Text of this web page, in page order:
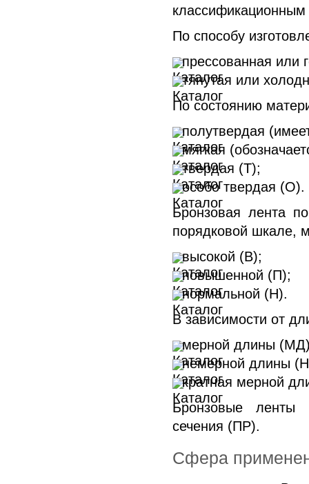
классификационным
По способу
прессованная или
тянутая или
По состоянию
полутвердая
мягкая
твердая (Т);
особо твердая (О).
Бронзовая лента
порядковой шкале,
высокой (В);
повышенной (П);
нормальной (Н).
В зависимости от
мерной длины
немерной длины
кратная мерной
Бронзовые ленты
сечения (ПР).
Сфера